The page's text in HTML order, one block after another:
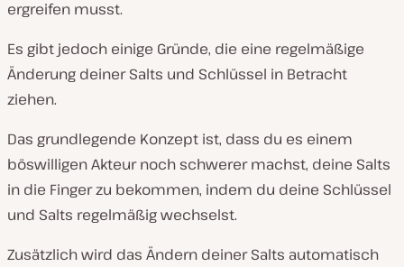
ergreifen musst.
Es gibt jedoch einige Gründe, die eine regelmäßige
Änderung deiner Salts und Schlüssel in Betracht
ziehen.
Das grundlegende Konzept ist, dass du es einem
böswilligen Akteur noch schwerer machst, deine Salts
in die Finger zu bekommen, indem du deine Schlüssel
und Salts regelmäßig wechselst.
Zusätzlich wird das Ändern deiner Salts automatisch